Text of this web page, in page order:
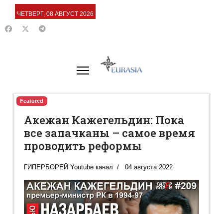
ЧЕТВЕРГ, 08 АВГУСТ 2026
Featured
Акежан Кажегельдин: Пока
все запачканы – самое время
проводить реформы
ГИПЕРБОРЕЙ Youtube канал 04 августа 2022